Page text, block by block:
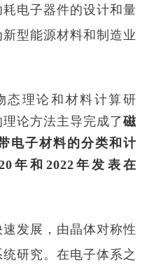
电子器件的设计和量
型能源材料和制造业
态理论和材料计算研
论方法主导完成了磁
电子材料的分类和计
年和 2022 年发表在
发展，由晶体对称性
研究。在电子体系之